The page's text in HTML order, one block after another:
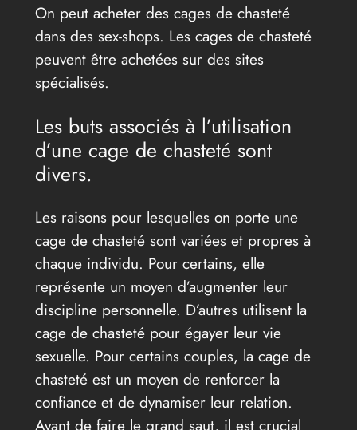
On peut acheter des cages de chasteté
dans des sex-shops. Les cages de chasteté
peuvent être achetées sur des sites
spécialisés.
Les buts associés à l’utilisation
d’une cage de chasteté sont
divers.
Les raisons pour lesquelles on porte une
cage de chasteté sont variées et propres à
chaque individu. Pour certains, elle
représente un moyen d’augmenter leur
discipline personnelle. D’autres utilisent la
cage de chasteté pour égayer leur vie
sexuelle. Pour certains couples, la cage de
chasteté est un moyen de renforcer la
confiance et de dynamiser leur relation.
Avant de faire le grand saut, il est crucial